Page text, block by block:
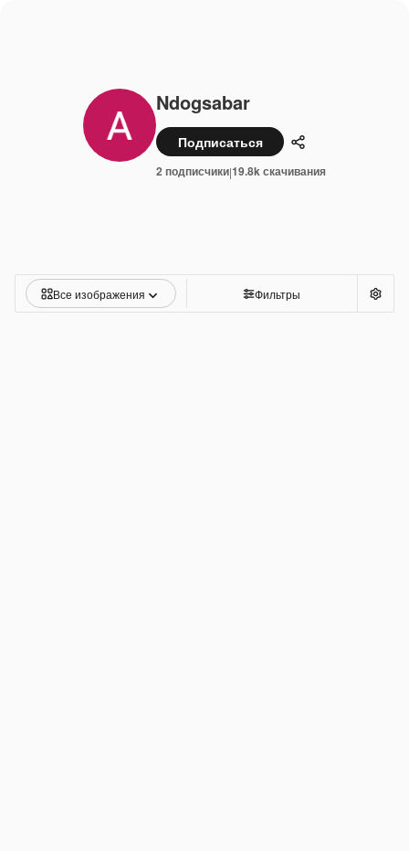
Ndogsabar
Подписаться Поделиться
2 подписчики|19.8k скачивания
Все изображения Фильтры